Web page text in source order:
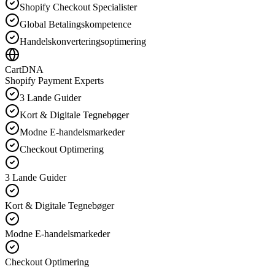
Shopify Checkout Specialister
Global Betalingskompetence
Handelskonverteringsoptimering
CartDNA
Shopify Payment Experts
3 Lande Guider
Kort & Digitale Tegnebøger
Modne E-handelsmarkeder
Checkout Optimering
3 Lande Guider
Kort & Digitale Tegnebøger
Modne E-handelsmarkeder
Checkout Optimering